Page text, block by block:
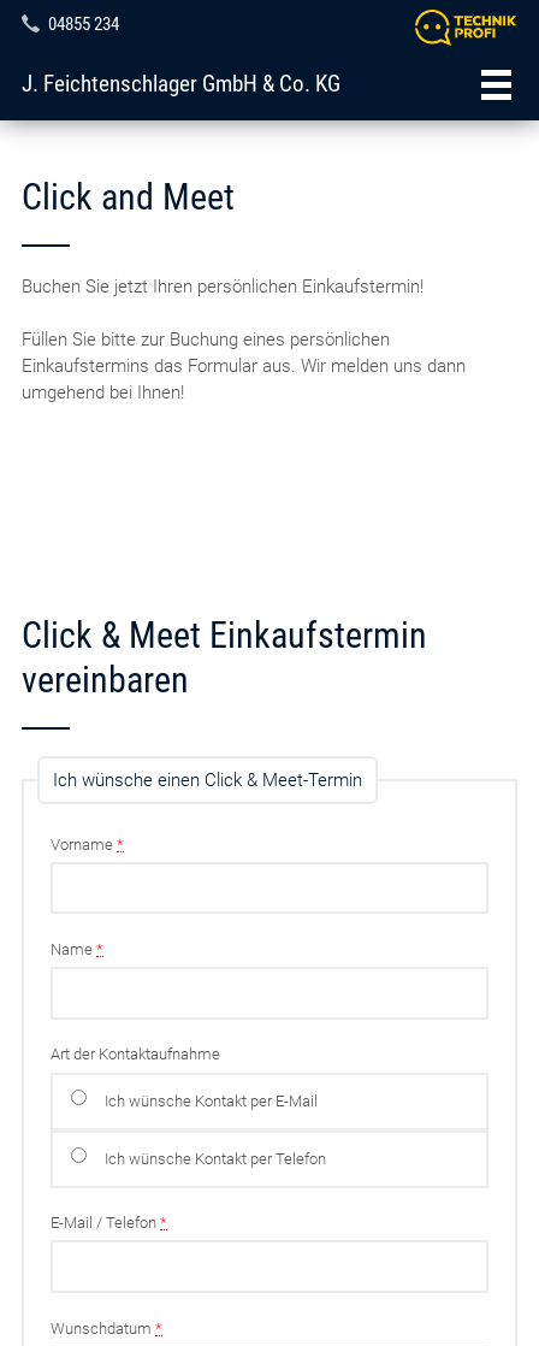
04855 234
J. Feichtenschlager GmbH & Co. KG
Click and Meet
Buchen Sie jetzt Ihren persönlichen Einkaufstermin!
Füllen Sie bitte zur Buchung eines persönlichen
Einkaufstermins das Formular aus. Wir melden uns dann
umgehend bei Ihnen!
Click & Meet Einkaufstermin
vereinbaren
Ich wünsche einen Click & Meet-Termin
Vorname*
Name*
Art der Kontaktaufnahme
Ich wünsche Kontakt per E-Mail
Ich wünsche Kontakt per Telefon
E-Mail / Telefon*
Wunschdatum*